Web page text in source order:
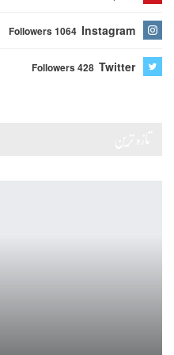
Instagram
Followers 1064
Twitter
Followers 428